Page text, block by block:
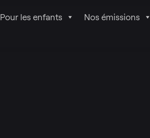
Pour les enfants Nos émissions